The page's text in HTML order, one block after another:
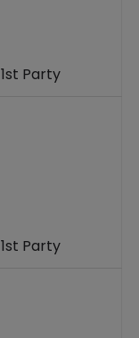
1st Party
1st Party